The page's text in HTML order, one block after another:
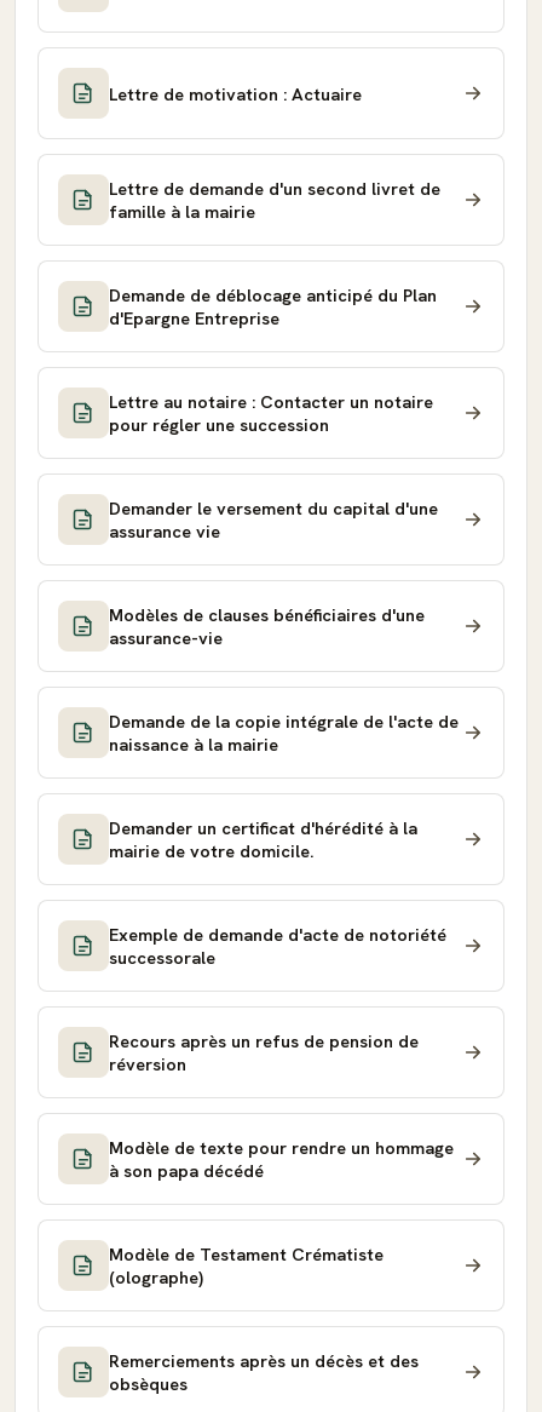
Lettre de motivation : Actuaire
Lettre de demande d'un second livret de
famille à la mairie
Demande de déblocage anticipé du Plan
d'Epargne Entreprise
Lettre au notaire : Contacter un notaire
pour régler une succession
Demander le versement du capital d'une
assurance vie
Modèles de clauses bénéficiaires d'une
assurance-vie
Demande de la copie intégrale de l'acte de
naissance à la mairie
Demander un certificat d'hérédité à la
mairie de votre domicile.
Exemple de demande d'acte de notoriété
successorale
Recours après un refus de pension de
réversion
Modèle de texte pour rendre un hommage
à son papa décédé
Modèle de Testament Crématiste
(olographe)
Remerciements après un décès et des
obsèques